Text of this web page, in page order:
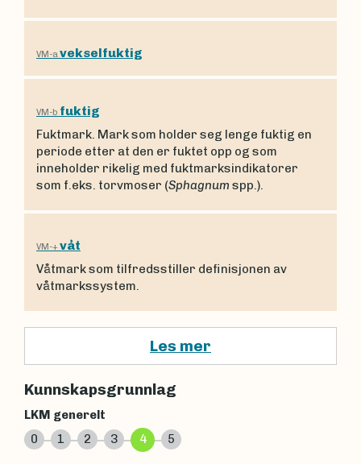
VM-a vekselfuktig
VM-b fuktig
Fuktmark. Mark som holder seg lenge fuktig en
periode etter at den er fuktet opp og som
inneholder rikelig med fuktmarksindikatorer
som f.eks. torvmoser (Sphagnum spp.).
VM-+ våt
Våtmark som tilfredsstiller definisjonen av
våtmarkssystem.
Les mer
Kunnskapsgrunnlag
LKM generelt
0
1 2 3 4 5